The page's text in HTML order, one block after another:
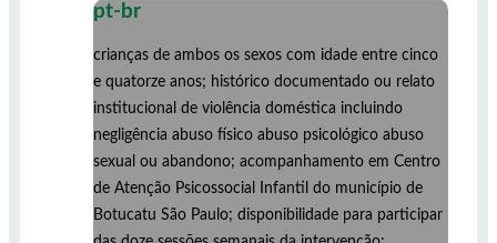
pt-br
crianças de ambos os sexos com idade entre cinco
e quatorze anos; histórico documentado ou relato
institucional de violência doméstica incluindo
negligência abuso físico abuso psicológico abuso
sexual ou abandono; acompanhamento em Centro
de Atenção Psicossocial Infantil do município de
Botucatu São Paulo; disponibilidade para participar